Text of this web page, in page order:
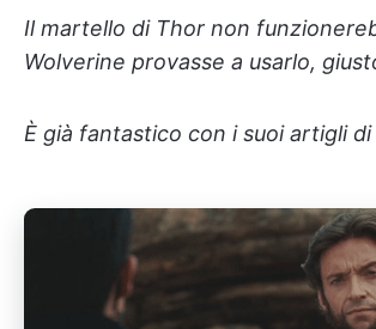
Il martello di Thor non
Wolverine provasse a usarlo,
È già fantastico con i suoi artigli